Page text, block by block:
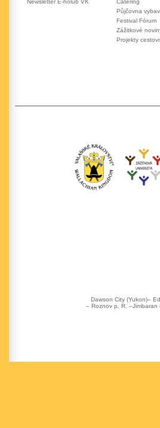
Newsletter E-holub VK
Catering
Půjčovna
Festival Fórum
Zážitkové
Projekty
Dawson City (Yukon)–
– Roznov p. R. –Jimbaran